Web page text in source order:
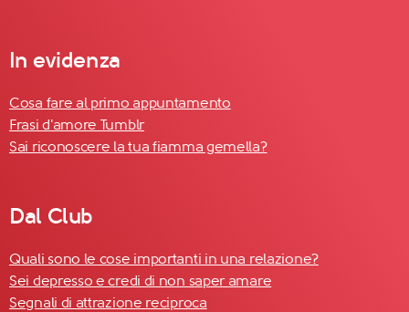
In evidenza
Cosa fare al primo appuntamento
Frasi d'amore Tumblr
Sai riconoscere la tua fiamma gemella?
Dal Club
Quali sono le cose importanti in una relazione?
Sei depresso e credi di non saper amare
Segnali di attrazione reciproca